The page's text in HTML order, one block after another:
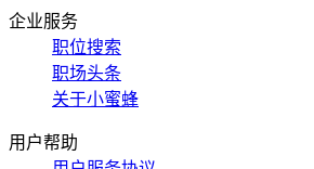
企业服务
职位搜索
职场头条
关于小蜜蜂
用户帮助